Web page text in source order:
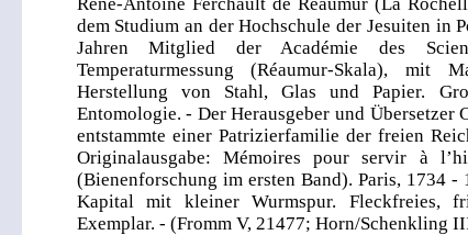
dem Studium an der Hochschule der Jesuiten in
Jahren Mitglied der Académie des
Temperaturmessung (Réaumur-Skala),
Herstellung von Stahl, Glas und Papier.
Entomologie. - Der Herausgeber und
entstammte einer Patrizierfamilie der freien
Originalausgabe: Mémoires pour servir à
(Bienenforschung im ersten Band). Paris, 1734 -
Kapital mit kleiner Wurmspur. Fleckfreies,
Exemplar. - (Fromm V, 21477; Horn/Schenkling